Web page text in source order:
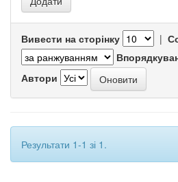
Вивести на сторінку |
Автори
Результати 1-1 зі 1.